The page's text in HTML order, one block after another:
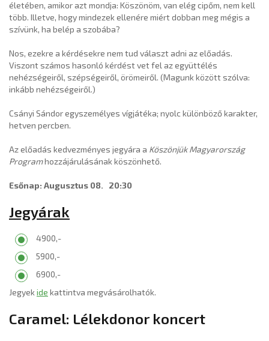
életében, amikor azt mondja: Köszönöm, van elég cipőm, nem kell
több. Illetve, hogy mindezek ellenére miért dobban meg mégis a
szívünk, ha belép a szobába?
Nos, ezekre a kérdésekre nem tud választ adni az előadás.
Viszont számos hasonló kérdést vet fel az együttélés
nehézségeiről, szépségeiről, örömeiről. (Magunk között szólva:
inkább nehézségeiről.)
Csányi Sándor egyszemélyes vígjátéka; nyolc különböző karakter,
hetven percben.
Az előadás kedvezményes jegyára a Köszönjük Magyarország
Programhozzájárulásának köszönhető.
Esőnap: Augusztus 08. 20:30
Jegyárak
4900,-
5900,-
6900,-
Jegyek ide kattintva megvásárolhatók.
Caramel: Lélekdonor koncert